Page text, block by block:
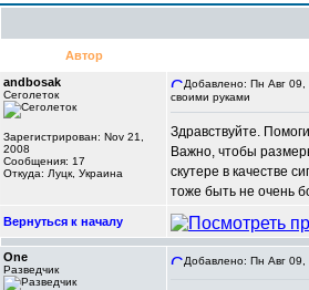
Автор
andbosak
Сеголеток
Зарегистрирован: Nov 21,
2008
Сообщения: 17
Откуда: Луцк, Украина
Добавлено: Пн Авг
своими руками
Здравствуйте.
Важно, чтобы
скутере в качестве
тоже быть не очень
Вернуться к началу
One
Разведчик
Добавлено: Пн Авг